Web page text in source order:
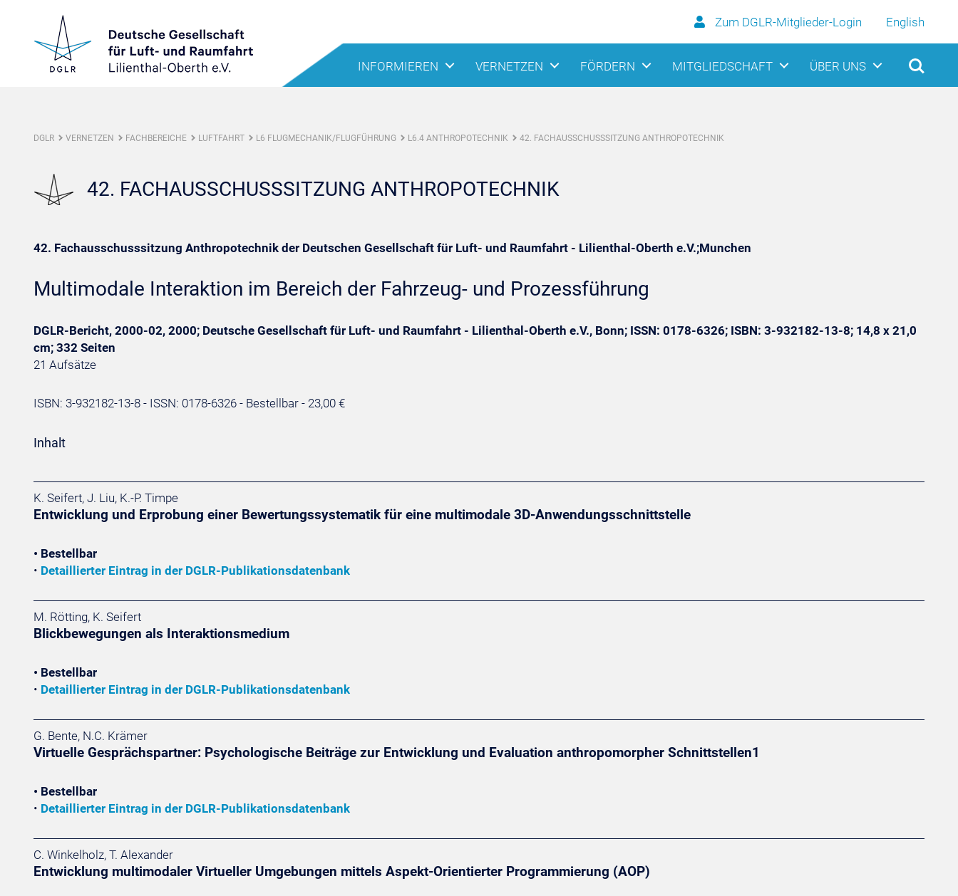
Zum DGLR-Mitglieder-Login English
INFORMIEREN VERNETZEN FÖRDERN MITGLIEDSCHAFT ÜBER UNS
DGLR VERNETZEN FACHBEREICHE LUFTFAHRT L6 FLUGMECHANIK/FLUGFÜHRUNG L6.4 ANTHROPOTECHNIK 42. FACHAUSSCHUSSSITZUNG ANTHROPOTECHNIK
42. FACHAUSSCHUSSSITZUNG ANTHROPOTECHNIK
42. Fachausschusssitzung Anthropotechnik der Deutschen Gesellschaft für Luft- und Raumfahrt - Lilienthal-Oberth e.V.;Munchen
Multimodale Interaktion im Bereich der Fahrzeug- und Prozessführung
DGLR-Bericht, 2000-02, 2000; Deutsche Gesellschaft für Luft- und Raumfahrt - Lilienthal-Oberth e.V., Bonn; ISSN: 0178-6326; ISBN: 3-932182-13-8; 14,8 x 21,0
cm; 332 Seiten
21 Aufsätze
ISBN: 3-932182-13-8 - ISSN: 0178-6326 - Bestellbar - 23,00 €
Inhalt
K. Seifert, J. Liu, K.-P. Timpe
Entwicklung und Erprobung einer Bewertungssystematik für eine multimodale 3D-Anwendungsschnittstelle
• Bestellbar
• Detaillierter Eintrag in der DGLR-Publikationsdatenbank
M. Rötting, K. Seifert
Blickbewegungen als Interaktionsmedium
• Bestellbar
• Detaillierter Eintrag in der DGLR-Publikationsdatenbank
G. Bente, N.C. Krämer
Virtuelle Gesprächspartner: Psychologische Beiträge zur Entwicklung und Evaluation anthropomorpher Schnittstellen1
• Bestellbar
• Detaillierter Eintrag in der DGLR-Publikationsdatenbank
C. Winkelholz, T. Alexander
Entwicklung multimodaler Virtueller Umgebungen mittels Aspekt-Orientierter Programmierung (AOP)